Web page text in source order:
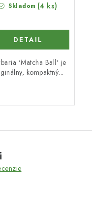
Skladom (4 ks)
DETAIL
'Matcha Ball' je
kompaktný...